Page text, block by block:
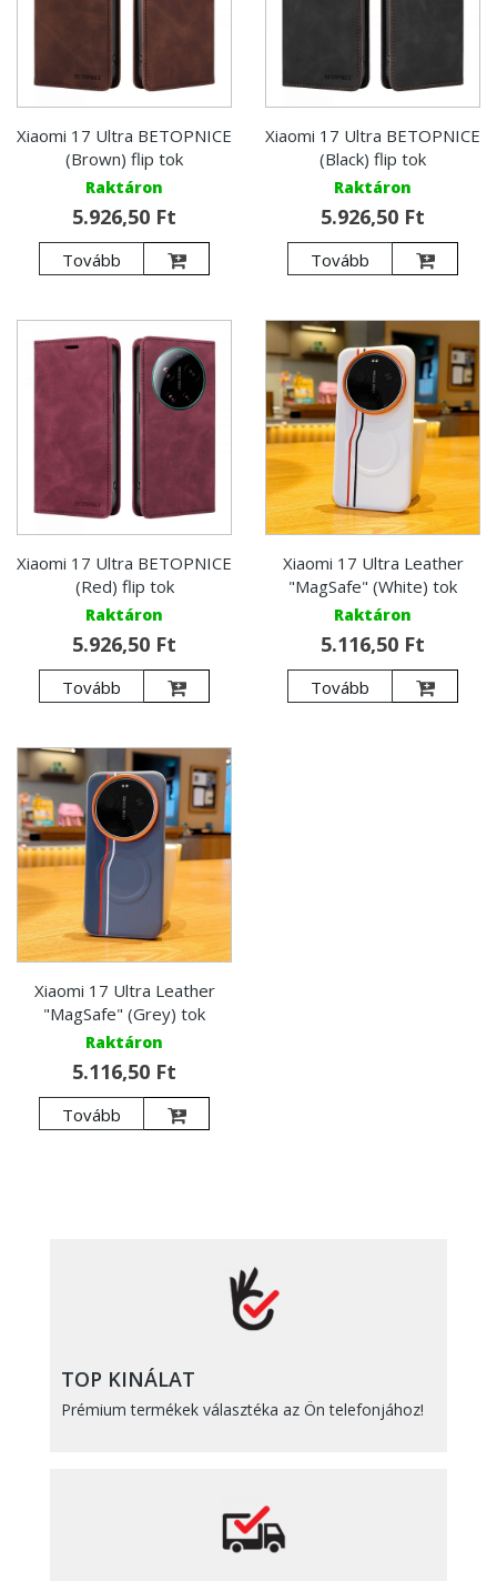
Xiaomi 17 Ultra BETOPNICE
(Brown) flip tok
Raktáron
5.926,50 Ft
Tovább
Xiaomi 17 Ultra BETOPNICE
(Black) flip tok
Raktáron
5.926,50 Ft
Tovább
Xiaomi 17 Ultra BETOPNICE
(Red) flip tok
Raktáron
5.926,50 Ft
Tovább
Xiaomi 17 Ultra Leather
"MagSafe" (White) tok
Raktáron
5.116,50 Ft
Tovább
Xiaomi 17 Ultra Leather
"MagSafe" (Grey) tok
Raktáron
5.116,50 Ft
Tovább
TOP KINÁLAT
Prémium termékek választéka az Ön telefonjához!